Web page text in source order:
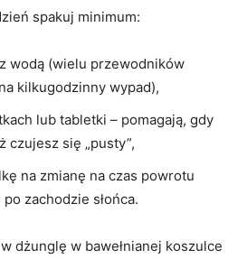
spakuj minimum:
wodą (wielu przewodników
kilkugodzinny wypad),
lub tabletki – pomagają, gdy
czujesz się „pusty”,
na zmianę na czas powrotu
zachodzie słońca.
dżunglę w bawełnianej koszulce